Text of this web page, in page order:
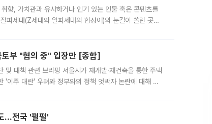
향, 가치관과 유사하거나 인기 있는 인물 혹은 콘텐츠를
세대(Z세대와 알파세대의 합성어)의 눈길이 쏠린 곳은
부 "협의 중" 입장만 [종합]
및 대책 관련 브리핑 서울시가 재개발·재건축을 통한 주택
'이주 대란' 우려와 정부와의 정책 엇박자 논란에 대해 정
…전국 '펄펄'